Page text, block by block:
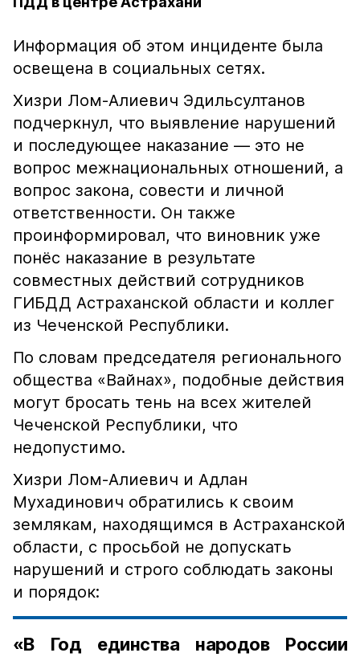
Информация об этом инциденте была
освещена в социальных сетях.
Хизри Лом-Алиевич Эдильсултанов
подчеркнул, что выявление нарушений
и последующее наказание — это не
вопрос межнациональных отношений, а
вопрос закона, совести и личной
ответственности. Он также
проинформировал, что виновник уже
понёс наказание в результате
совместных действий сотрудников
ГИБДД Астраханской области и коллег
из Чеченской Республики.
По словам председателя регионального
общества «Вайнах», подобные действия
могут бросать тень на всех жителей
Чеченской Республики, что
недопустимо.
Хизри Лом-Алиевич и Адлан
Мухадинович обратились к своим
землякам, находящимся в Астраханской
области, с просьбой не допускать
нарушений и строго соблюдать законы
и порядок:
«В Год единства народов России